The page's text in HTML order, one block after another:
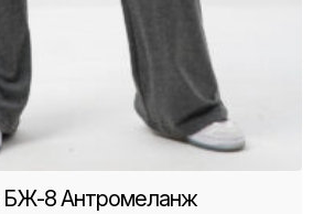
БЖ-8 Антромеланж